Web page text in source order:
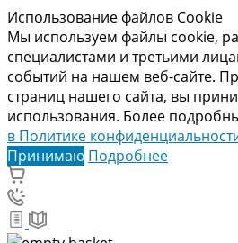
Использование файлов Cookie
Мы используем файлы cookie,
специалистами и третьими
событий на нашем веб-сайте.
страниц нашего сайта, вы
использования. Более
в Политике
Принимаю Подробнее